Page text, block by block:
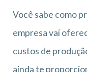
Você sabe como
empresa vai
custos de
ainda te